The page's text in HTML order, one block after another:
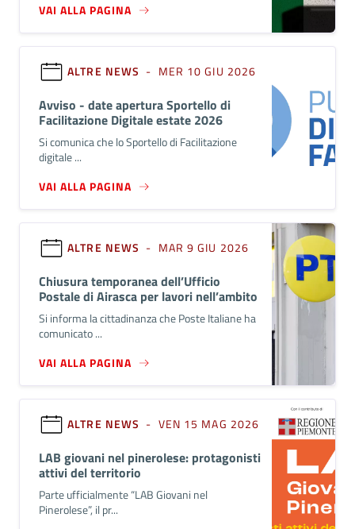
VAI ALLA PAGINA
ALTRE NEWS - MER 10 GIU 2026
Avviso - date apertura Sportello di
Facilitazione Digitale estate 2026
Si comunica che lo Sportello di Facilitazione
digitale ...
VAI ALLA PAGINA
ALTRE NEWS - MAR 9 GIU 2026
Chiusura temporanea dell’Ufficio
Postale di Airasca per lavori nell’ambito
del Progetto Polis
Si informa la cittadinanza che Poste Italiane ha
comunicato ...
VAI ALLA PAGINA
ALTRE NEWS - VEN 15 MAG 2026
LAB giovani nel pinerolese: protagonisti
attivi del territorio
Parte ufficialmente “LAB Giovani nel
Pinerolese”, il pr...